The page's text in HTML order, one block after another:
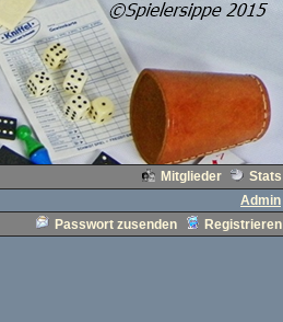
Mitglieder
Stats
Admin
Passwort zusenden Registrieren